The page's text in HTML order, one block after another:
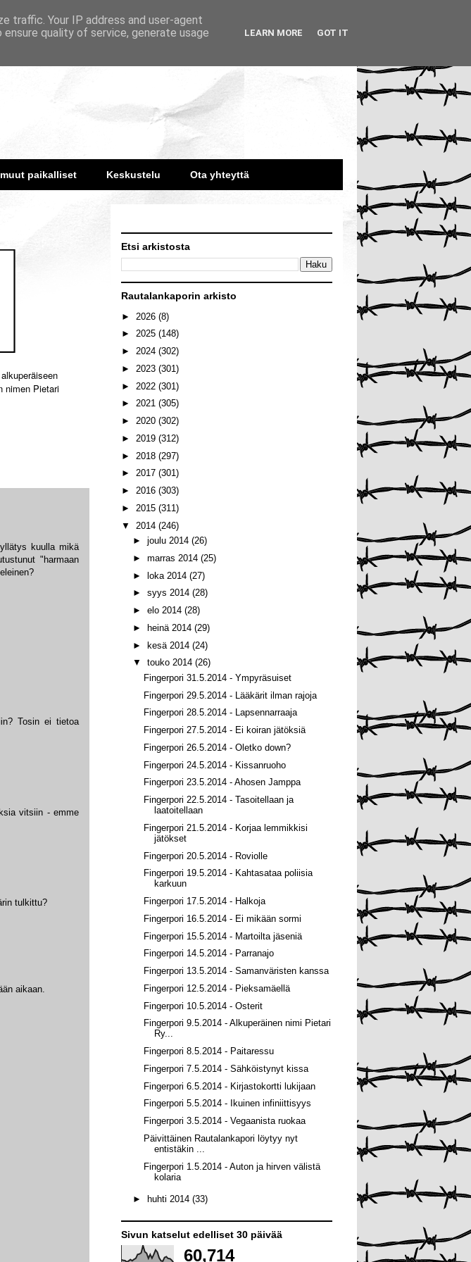
paikalliset Keskustelu Ota yhteyttä
nimen Pietari
aikaan.
tulkittu?
vitsiin - emme
Tosin ei tietoa
kuulla mikä
"harmaan
Etsi arkistosta
Rautalankaporin arkisto
► 2026 (8)
► 2025 (148)
► 2024 (302)
► 2023 (301)
► 2022 (301)
► 2021 (305)
► 2020 (302)
► 2019 (312)
► 2018 (297)
► 2017 (301)
► 2016 (303)
► 2015 (311)
▼ 2014 (246)
► joulu 2014 (26)
► marras 2014 (25)
► loka 2014 (27)
► syys 2014 (28)
► elo 2014 (28)
►
heinä 2014 (29)
► kesä 2014 (24)
▼ touko 2014 (26)
Fingerpori 31.5.2014 - Ympyräsuiset
Fingerpori 29.5.2014 - Lääkärit ilman rajoja
Fingerpori 28.5.2014 - Lapsennarraaja
Fingerpori 27.5.2014 - Ei koiran jätöksiä
Fingerpori 26.5.2014 - Oletko down?
Fingerpori 24.5.2014 - Kissanruoho
Fingerpori 23.5.2014 - Ahosen Jamppa
Fingerpori 22.5.2014 - Tasoitellaan ja
laatoitellaan
Fingerpori 21.5.2014 - Korjaa lemmikkisi
jätökset
Fingerpori 20.5.2014 - Roviolle
Fingerpori 19.5.2014 - Kahtasataa poliisia
karkuun
Fingerpori 17.5.2014 - Halkoja
Fingerpori 16.5.2014 - Ei mikään sormi
Fingerpori 15.5.2014 - Martoilta jäseniä
Fingerpori 14.5.2014 - Parranajo
Fingerpori 13.5.2014 - Samanväristen kanssa
Fingerpori 12.5.2014 - Pieksamäellä
Fingerpori 10.5.2014 - Osterit
Fingerpori 9.5.2014 - Alkuperäinen nimi Pietari
Ry...
Fingerpori 8.5.2014 - Paitaressu
Fingerpori 7.5.2014 - Sähköistynyt kissa
Fingerpori 6.5.2014 - Kirjastokortti lukijaan
Fingerpori 5.5.2014 - Ikuinen infiniittisyys
Fingerpori 3.5.2014 - Vegaanista ruokaa
Päivittäinen Rautalankapori löytyy nyt
entistäkin ...
Fingerpori 1.5.2014 - Auton ja hirven välistä
kolaria
► huhti 2014 (33)
Sivun katselut edelliset 30 päivää
60,714
traffic. Your IP address and user-agent
quality of service, generate usage
LEARN MORE GOT IT